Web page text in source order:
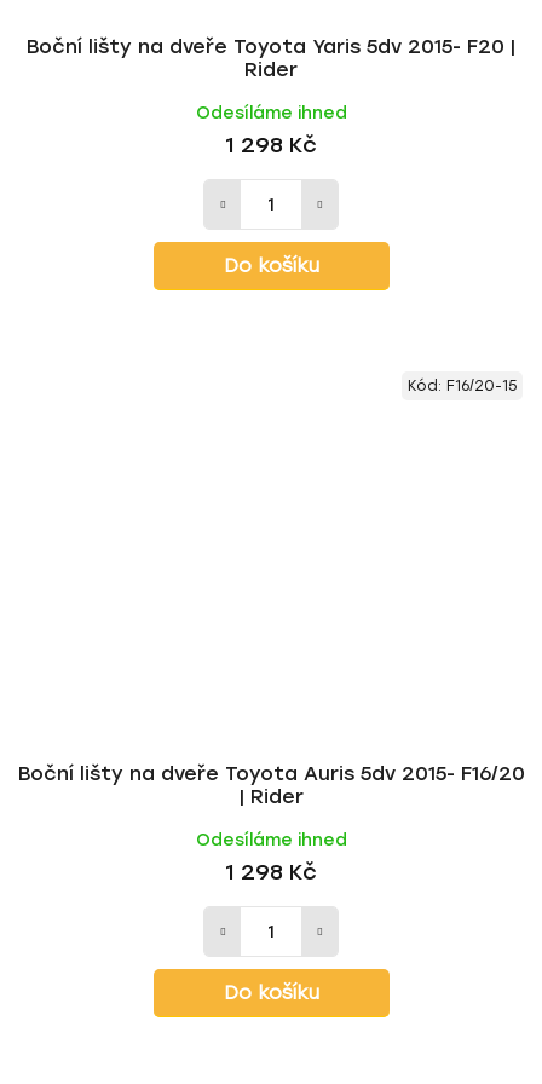
Boční lišty na dveře Toyota Yaris 5dv 2015- F20 |
Rider
Odesíláme ihned
1 298 Kč
Do košíku
Boční lišty na dveře Toyota Auris 5dv 2015- F16/20
| Rider
Odesíláme ihned
1 298 Kč
Do košíku
Kód: F16/20-15